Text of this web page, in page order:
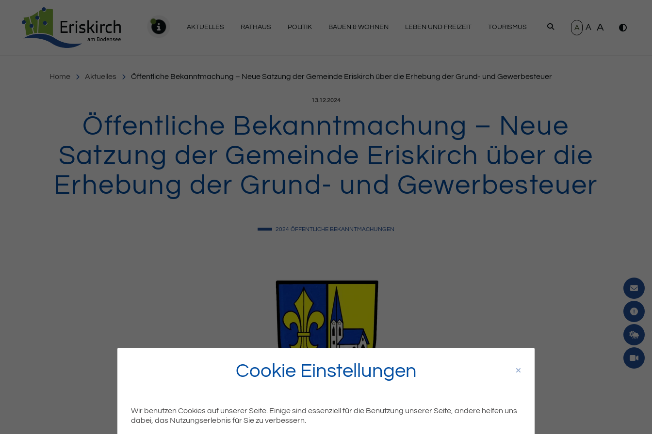
AKTUELLES RATHAUS POLITIK BAUEN & WOHNEN LEBEN UND FREIZEIT TOURISMUS SUCHEN
A A A
Home Aktuelles Öffentliche Bekanntmachung – Neue Satzung der Gemeinde Eriskirch über die Erhebung der Grund- und Gewerbesteuer
Veröffentlicht am:
13.12.2024
Öffentliche Bekanntmachung – Neue
Satzung der Gemeinde Eriskirch über die
Erhebung der Grund- und Gewerbesteuer
2024 ÖFFENTLICHE BEKANNTMACHUNGEN
Cookie Einstellungen
Wir benutzen Cookies auf unserer Seite. Einige sind essenziell für die Benutzung unserer Seite, andere helfen uns
dabei, das Nutzungserlebnis für Sie zu verbessern.